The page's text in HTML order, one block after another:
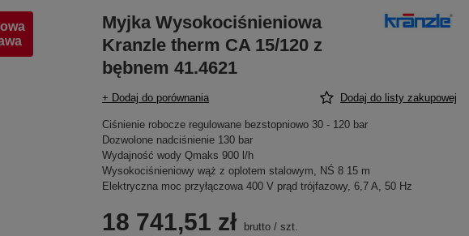
Myjka Wysokociśnieniowa
Kranzle therm CA 15/120 z
bębnem 41.4621
+ Dodaj do porównania Dodaj do listy zakupowej
Ciśnienie robocze regulowane bezstopniowo 30 - 120 bar
Dozwolone nadciśnienie 130 bar
Wydajność wody Qmaks 900 l/h
Wysokociśnieniowy wąż z oplotem stalowym, NŚ 8 15 m
Elektryczna moc przyłączowa 400 V prąd trójfazowy, 6,7 A, 50 Hz
18 741,51 zł brutto /szt.